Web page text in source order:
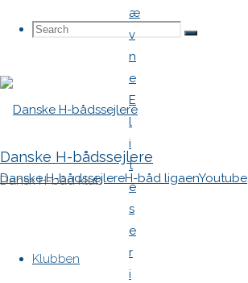
Search
Search
Search
Danske H-bådssejlere
Dansk H-båd klub
Danske H-bådssejlereH-båd ligaenYoutube
Klubben
æ
v
n
e
E
l
i
t
e
s
e
r
i